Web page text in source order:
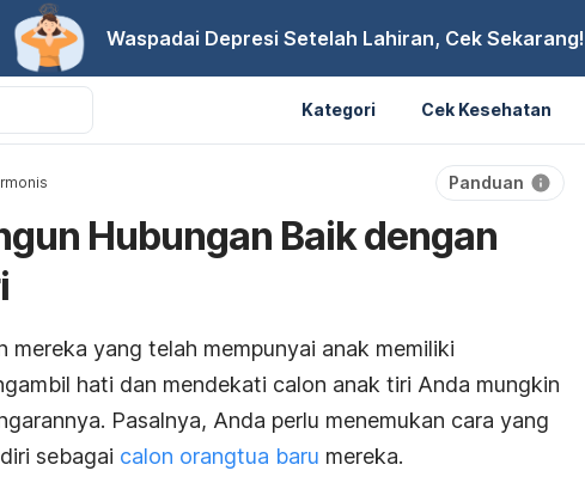
Waspadai Depresi Setelah Lahiran, Cek Sekarang!
Kategori Cek Kesehatan
Panduan
Hubungan Baik dengan
mereka yang telah mempunyai anak memiliki
hati dan mendekati calon anak tiri Anda mungkin
Pasalnya, Anda perlu menemukan cara yang
sebagai calon orangtua baru mereka.